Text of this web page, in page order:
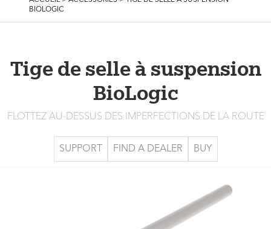
D'ARIANE
BIOLOGIC
Tige de selle à suspension
BioLogic
FLOTTEZ AU-DESSUS DES IMPERFECTIONS DE LA ROUTE
SUPPORT FIND A DEALER BUY